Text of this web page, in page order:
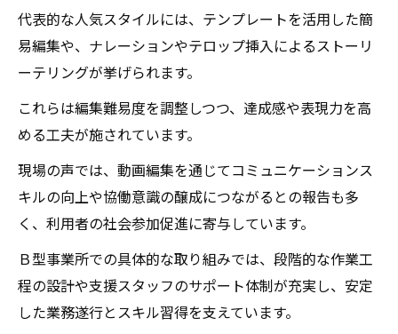
代表的な人気スタイルには、テンプレートを活用した簡
易編集や、ナレーションやテロップ挿入によるストーリ
ーテリングが挙げられます。
これらは編集難易度を調整しつつ、達成感や表現力を高
める工夫が施されています。
現場の声では、動画編集を通じてコミュニケーションス
キルの向上や協働意識の醸成につながるとの報告も多
く、利用者の社会参加促進に寄与しています。
Ｂ型事業所での具体的な取り組みでは、段階的な作業工
程の設計や支援スタッフのサポート体制が充実し、安定
した業務遂行とスキル習得を支えています。